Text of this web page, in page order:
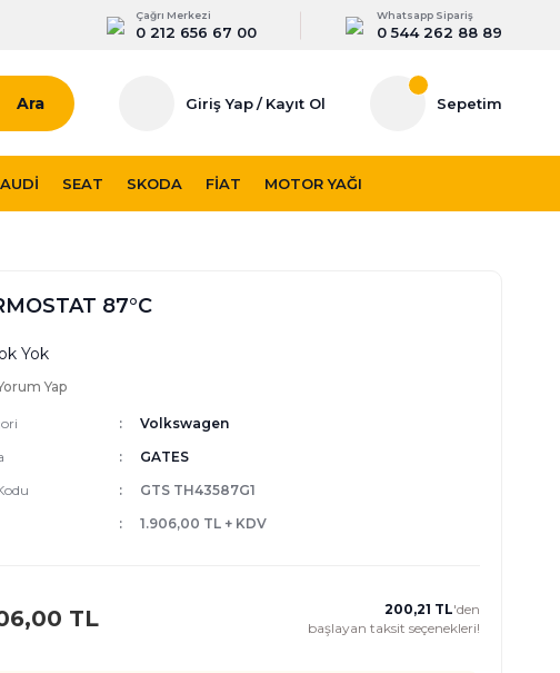
Çağrı Merkezi
0 212 656 67 00
Whatsapp Sipariş
0 544 262 88 89
Ara Giriş Yap/ Kayıt Ol Sepetim
AUDI SEAT SKODA FIAT MOTOR YAĞI
87°C
Yok
Yap
Volkswagen
GATES
GTS TH43587G1
1.906,00 TL + KDV
TL 200,21 TL'den
başlayan taksit seçenekleri!